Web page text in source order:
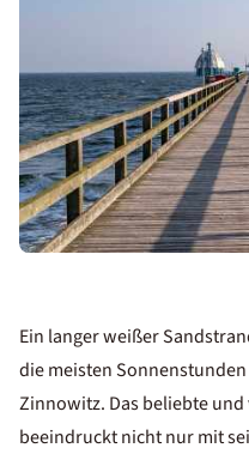
Ein langer weißer
diemeisten
Zinnowitz. Das beliebte und
beeindruckt nicht nur mit